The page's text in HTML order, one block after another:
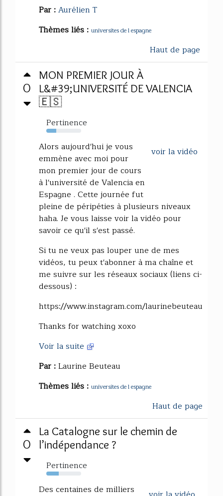
Par :Aurélien T
Thèmes liés : universites de l espagne
Haut de page
0
MON PREMIER JOUR À
L&#39;UNIVERSITÉ DE VALENCIA
🇪🇸
Pertinence
29%
voir la vidéo
Alors aujourd'hui je vous
emmène avec moi pour
mon premier jour de cours
à l'université de Valencia en
Espagne . Cette journée fut
pleine de péripéties à plusieurs niveaux
haha. Je vous laisse voir la vidéo pour
savoir ce qu'il s'est passé.
Si tu ne veux pas louper une de mes
vidéos, tu peux t'abonner à ma chaîne et
me suivre sur les réseaux sociaux (liens ci-
dessous) :
https://www.instagram.com/laurinebeuteau
Thanks for watching xoxo
Voir la suite
Par :Laurine Beuteau
Thèmes liés : universites de l espagne
Haut de page
0
La Catalogne sur le chemin de
l’indépendance ?
Pertinence
35%
Des centaines de milliers